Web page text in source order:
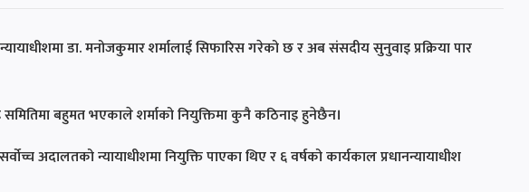
डा. मनोजकुमार शर्मालाई सिफारिस गरेको छ र अब संसदीय सुनुवाइ प्रक्रिया पार
बहुमत भएकाले शर्माको नियुक्तिमा कुनै कठिनाइ हुनेछैन।
अदालतको न्यायाधीशमा नियुक्ति पाएका थिए र ६ वर्षको कार्यकाल प्रधानन्यायाधीश